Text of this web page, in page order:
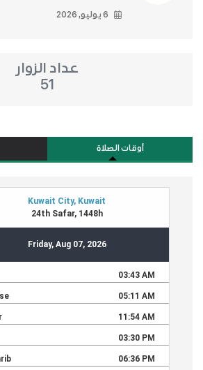
6 يوليو, 2026
عداد الزوار
51
أوقات الصلاة